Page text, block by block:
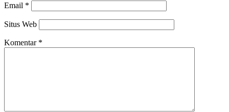
Email *
Situs Web
Komentar *